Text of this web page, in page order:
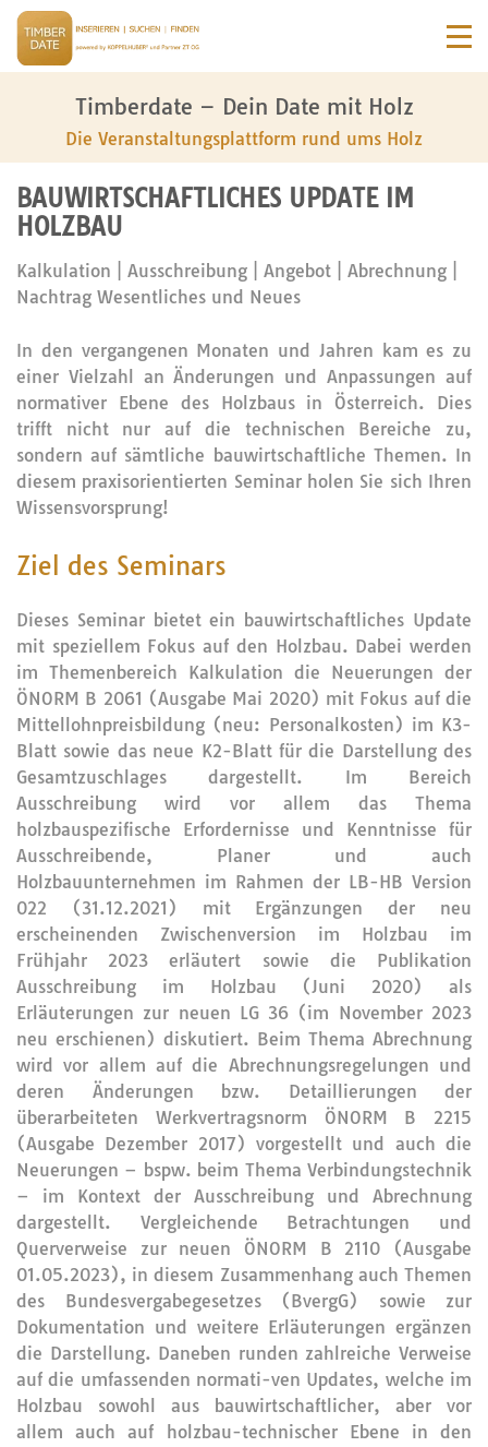
Timberdate – Dein Date mit Holz
Die Veranstaltungsplattform rund ums Holz
BAUWIRTSCHAFTLICHES UPDATE IM
HOLZBAU
Kalkulation | Ausschreibung | Angebot | Abrechnung |
Nachtrag Wesentliches und Neues
In den vergangenen Monaten und Jahren kam es zu
einer Vielzahl an Änderungen und Anpassungen auf
normativer Ebene des Holzbaus in Österreich. Dies
trifft nicht nur auf die technischen Bereiche zu,
sondern auf sämtliche bauwirtschaftliche Themen. In
diesem praxisorientierten Seminar holen Sie sich Ihren
Wissensvorsprung!
Ziel des Seminars
Dieses Seminar bietet ein bauwirtschaftliches Update
mit speziellem Fokus auf den Holzbau. Dabei werden
im Themenbereich Kalkulation die Neuerungen der
ÖNORM B 2061 (Ausgabe Mai 2020) mit Fokus auf die
Mittellohnpreisbildung (neu: Personalkosten) im K3-
Blatt sowie das neue K2-Blatt für die Darstellung des
Gesamtzuschlages dargestellt. Im Bereich
Ausschreibung wird vor allem das Thema
holzbauspezifische Erfordernisse und Kenntnisse für
Ausschreibende, Planer und auch
Holzbauunternehmen im Rahmen der LB-HB Version
022 (31.12.2021) mit Ergänzungen der neu
erscheinenden Zwischenversion im Holzbau im
Frühjahr 2023 erläutert sowie die Publikation
Ausschreibung im Holzbau (Juni 2020) als
Erläuterungen zur neuen LG 36 (im November 2023
neu erschienen) diskutiert. Beim Thema Abrechnung
wird vor allem auf die Abrechnungsregelungen und
deren Änderungen bzw. Detaillierungen der
überarbeiteten Werkvertragsnorm ÖNORM B 2215
(Ausgabe Dezember 2017) vorgestellt und auch die
Neuerungen – bspw. beim Thema Verbindungstechnik
– im Kontext der Ausschreibung und Abrechnung
dargestellt. Vergleichende Betrachtungen und
Querverweise zur neuen ÖNORM B 2110 (Ausgabe
01.05.2023), in diesem Zusammenhang auch Themen
des Bundesvergabegesetzes (BvergG) sowie zur
Dokumentation und weitere Erläuterungen ergänzen
die Darstellung. Daneben runden zahlreiche Verweise
auf die umfassenden normati-ven Updates, welche im
Holzbau sowohl aus bauwirtschaftlicher, aber vor
allem auch auf holzbau-technischer Ebene in den